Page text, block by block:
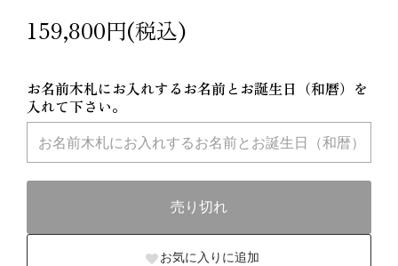
159,800円(税込)
お名前木札にお入れするお名前とお誕生日（和暦）を
入れて下さい。
売り切れ
お気に入りに追加